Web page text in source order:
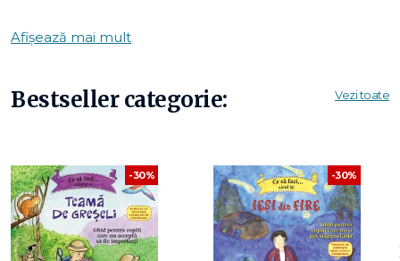
CJ și bunica lui fac o plimbare cu autobuzul, descoperind
frumusețea și lucrurile speciale pe care le are de oferit
Afișează mai mult
Bestseller categorie: Vezi toate
-30% -30%